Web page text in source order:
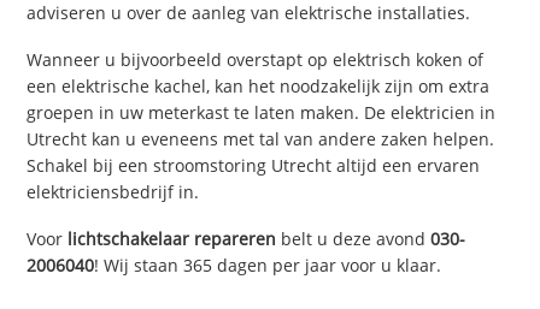
adviseren u over de aanleg van elektrische installaties.
Wanneer u bijvoorbeeld overstapt op elektrisch koken of
een elektrische kachel, kan het noodzakelijk zijn om extra
groepen in uw meterkast te laten maken. De elektricien in
Utrecht kan u eveneens met tal van andere zaken helpen.
Schakel bij een stroomstoring Utrecht altijd een ervaren
elektriciensbedrijf in.
Voor lichtschakelaar repareren belt u deze avond030-
2006040! Wij staan 365 dagen per jaar voor u klaar.